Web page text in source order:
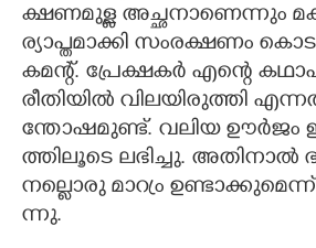
ക്ഷ​ണ​മു​ള്ള​ ​അ​ച്ഛ​നാ​ണെ​ന്നും​
ര്യാ​പ്ത​മാ​ക്കി​ ​സം​ര​ക്ഷ​ണം​
ക​മ​ന്റ്.​ ​പ്രേ​ക്ഷ​ക​ർ​ ​എ​ന്റെ​
രീ​തി​യി​ൽ​ ​വി​ല​യി​രു​ത്തി​
ന്തോ​ഷ​മു​ണ്ട്. വ​ലി​യ​ ​ഊ​ർ​ജം​
ത്തി​ലൂ​ടെ​ ​ല​ഭി​ച്ചു.​ ​അ​തി​നാ​ൽ​
ന​ല്ലൊ​രു​ ​മാ​റ്രം​
ന്നു.